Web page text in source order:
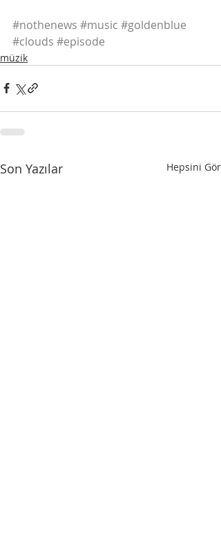
#nothenews #music #goldenblue
#clouds #episode
müzik
Son Yazılar Hepsini Gör